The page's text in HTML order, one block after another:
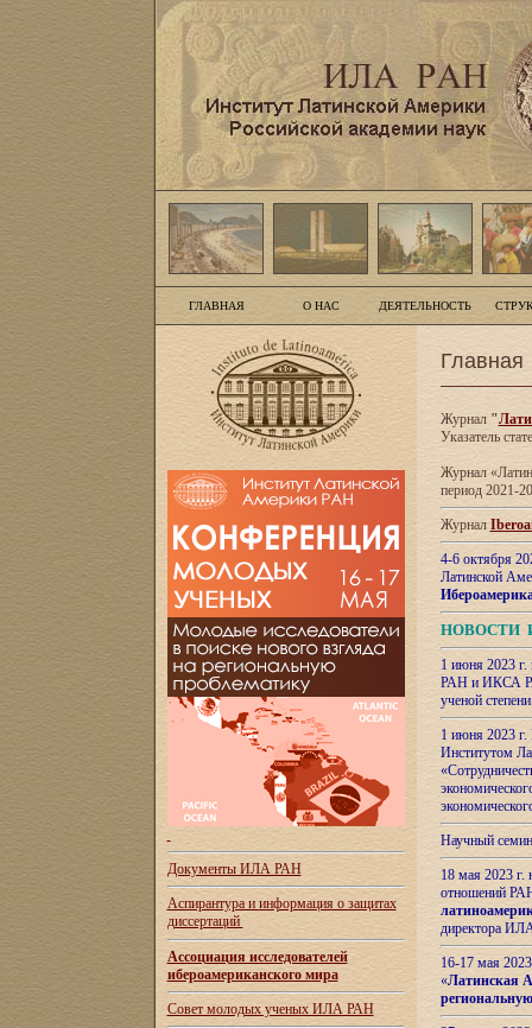
ГЛАВНАЯ О НАС ДЕЯТЕЛЬНОСТЬ
Документы ИЛА РАН
Аспирантура и информация о защитах
диссертаций
Ассоциация исследователей
ибероамериканского мира
Совет молодых ученых ИЛА РАН
Главная
Журнал"
Указатель
Журнал
период 2021-
Журнал
4-6 октября
Латинской
НОВОСТИ
1 июня 2023
РАН и ИКСА
ученой
1 июня 2023
Институтом
Научный
18 мая 2023
отношений
директора
16-17 мая
«Латинская